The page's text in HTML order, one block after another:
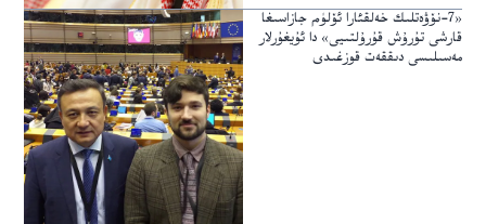
«7-نۆۋەتلىك خەلقئارا ئۆلۈم جازاسىغا
قارشى تۇرۇش قۇرۇلتىيى» دا ئۇيغۇرلار
مەسىلىسى دىققەت قوزغىدى